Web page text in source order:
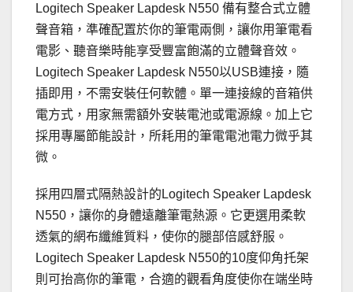
Logitech Speaker Lapdesk N550 備有整合式立體
聲音箱，準確配置於你的筆電兩側，讓你用筆電看
電影、聽音樂時能享受豐富飽滿的立體聲音效。
Logitech Speaker Lapdesk N550以USB連接，隨
插即用，不需安裝任何軟體。單一連接線的音箱供
電方式，用家無需額外安裝電池或電源線。加上它
採用專屬節能設計，所耗用的筆電電池電力微乎其
微。
採用四層式隔熱設計的Logitech Speaker Lapdesk
N550，讓你的身體遠離筆電熱源。它更選用柔軟
透氣的網布纖維質料，使你的腿部倍感舒服。
Logitech Speaker Lapdesk N550的10度仰角托架
則可抬高你的筆電，合適的觀看角度使你在端坐時